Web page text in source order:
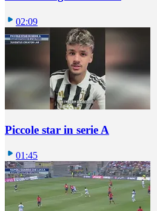
02:09
Piccole star in serie A
01:45